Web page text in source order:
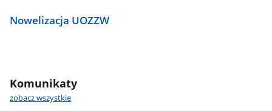
Nowelizacja UOZZW
Komunikaty
zobacz wszystkie